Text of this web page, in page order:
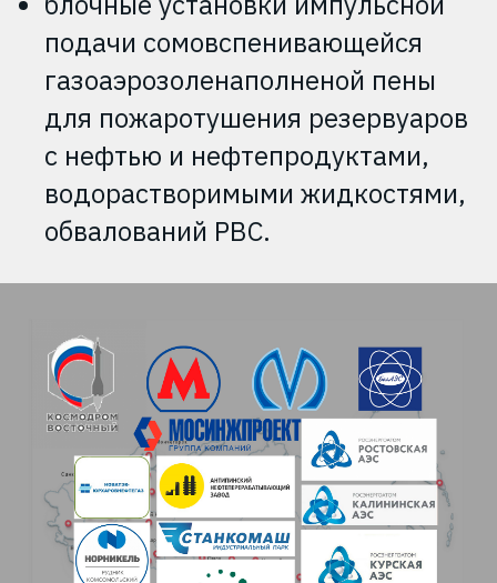
подачи сомовспенивающейся
газоаэрозоленаполненой пены
для пожаротушения резервуаров
с нефтью и нефтепродуктами,
водорастворимыми жидкостями,
обвалований РВС.